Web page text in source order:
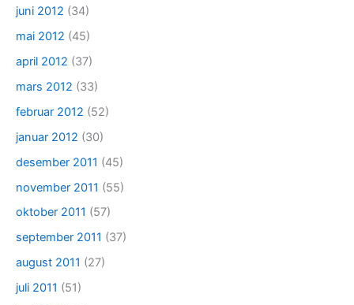
juni 2012 (34)
mai 2012 (45)
april 2012 (37)
mars 2012 (33)
februar 2012 (52)
januar 2012 (30)
desember 2011 (45)
november 2011 (55)
oktober 2011 (57)
september 2011 (37)
august 2011 (27)
juli 2011 (51)